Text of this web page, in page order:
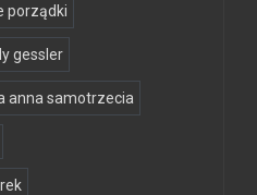
porządki
gessler
anna samotrzecia